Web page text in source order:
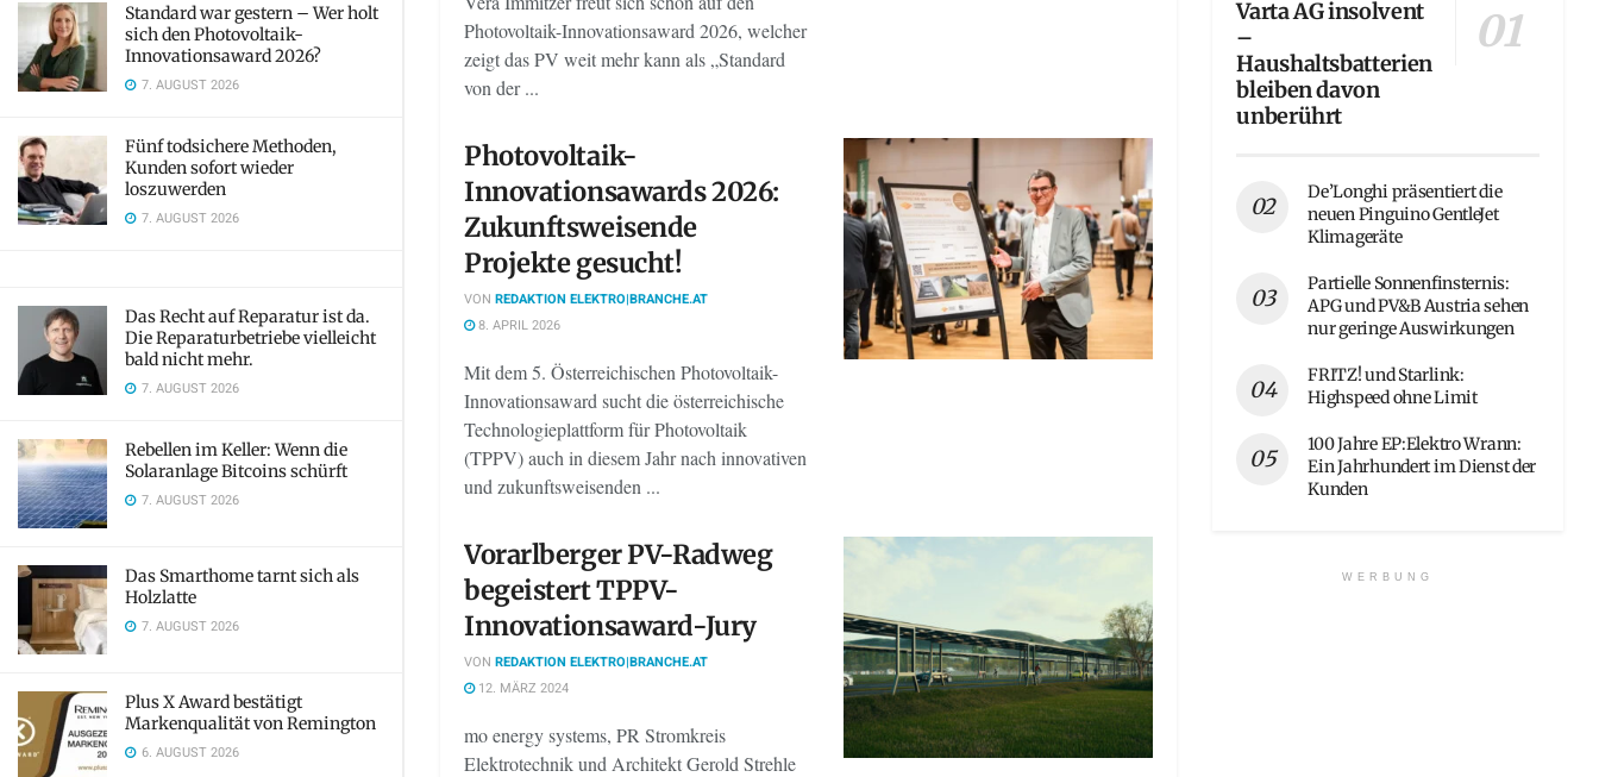
Standard war gestern – Wer holt
sich den Photovoltaik-
Innovationsaward 2026?
7. AUGUST 2026
Fünf todsichere Methoden,
Kunden sofort wieder
loszuwerden
7. AUGUST 2026
Das Recht auf Reparatur ist da.
Die Reparaturbetriebe vielleicht
bald nicht mehr.
7. AUGUST 2026
Rebellen im Keller: Wenn die
Solaranlage Bitcoins schürft
7. AUGUST 2026
Das Smarthome tarnt sich als
Holzlatte
7. AUGUST 2026
Plus X Award bestätigt
Markenqualität von Remington
6. AUGUST 2026
Photovoltaik-Innovationsaward 2026, welcher
zeigt das PV weit mehr kann als „Standard
von der ...
Photovoltaik-
Innovationsawards 2026:
Zukunftsweisende
Projekte gesucht!
VON REDAKTION ELEKTRO|BRANCHE.AT
8. APRIL 2026
Mit dem 5. Österreichischen Photovoltaik-
Innovationsaward sucht die österreichische
Technologieplattform für Photovoltaik
(TPPV) auch in diesem Jahr nach innovativen
und zukunftsweisenden ...
Vorarlberger PV-Radweg
begeistert TPPV-
Innovationsaward-Jury
VON REDAKTION ELEKTRO|BRANCHE.AT
12. MÄRZ 2024
mo energy systems, PR Stromkreis
Elektrotechnik und Architekt Gerold Strehle
Varta AG insolvent
–
Haushaltsbatterien
bleiben davon
unberührt
De’Longhi präsentiert die
neuen Pinguino GentleJet
Klimageräte
Partielle Sonnenfinsternis:
APG und PV&B Austria sehen
nur geringe Auswirkungen
FRITZ! und Starlink:
Highspeed ohne Limit
100 Jahre EP:Elektro Wrann:
Ein Jahrhundert im Dienst der
Kunden
WERBUNG